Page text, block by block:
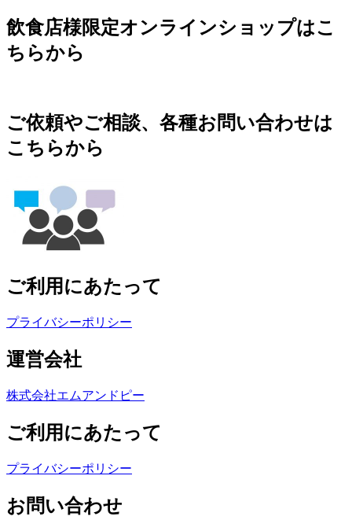
飲食店様限定オンラインショップはこ
ちらから
ご依頼やご相談、各種お問い合わせは
こちらから
ご利用にあたって
プライバシーポリシー
運営会社
株式会社エムアンドピー
ご利用にあたって
プライバシーポリシー
お問い合わせ